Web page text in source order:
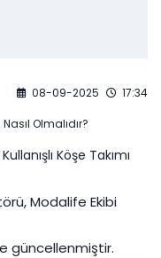
08-09-2025 17:34
Köşe Takımı
Modalife Ekibi
güncellenmiştir.